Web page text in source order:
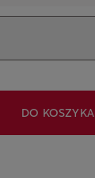
DO KOSZYKA